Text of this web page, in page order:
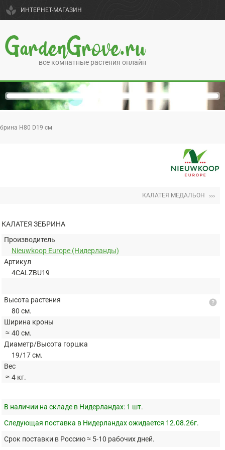
spa ИНТЕРНЕТ-МАГАЗИН
GardenGrove.ru
все комнатные растения онлайн
H80 D19 см
КАЛАТЕЯ МЕДАЛЬОН ›››
КАЛАТЕЯ ЗЕБРИНА
Производитель
Nieuwkoop Europe (Нидерланды)
Артикул
4CALZBU19
Высота растения
80 см.
Ширина кроны
≈ 40 см.
Диаметр/Высота горшка
19/17 см.
Вес
≈ 4 кг.
help
В наличии на складе в Нидерландах: 1 шт.
Следующая поставка в Нидерландах ожидается 12.08.26г.
Срок поставки в Россию ≈ 5-10 рабочих дней.